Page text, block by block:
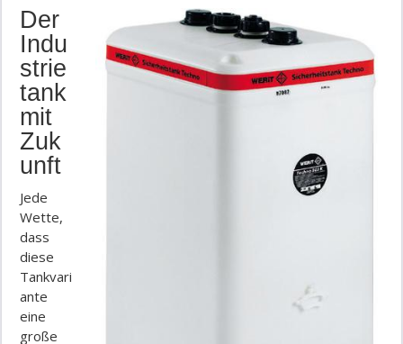
Der
Indu
strie
tank
mit
Zuk
unft
Jede
Wette,
dass
diese
Tankvari
ante
eine
große